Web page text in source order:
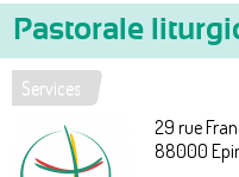
Vous
êtes
Services
Pastorale
29 rue
88000